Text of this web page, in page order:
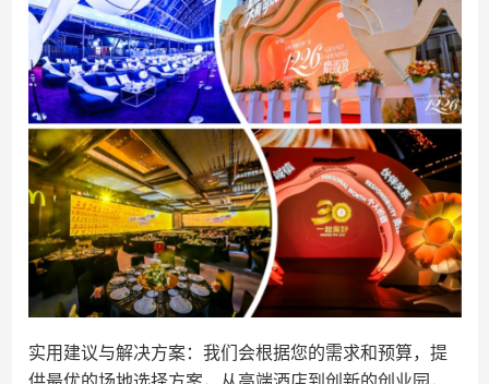
实用建议与解决方案：我们会根据您的需求和预算，提